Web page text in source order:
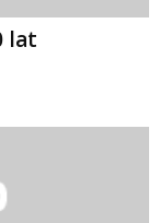
lat